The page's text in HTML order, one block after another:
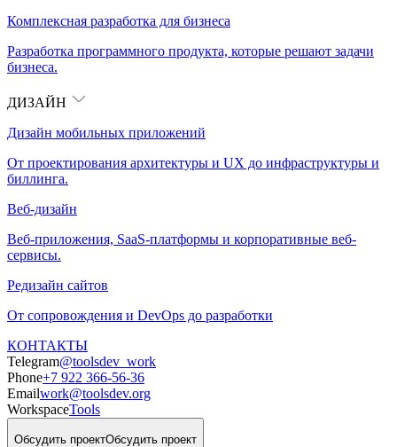
Комплексная разработка для бизнеса
Разработка программного продукта, которые решают задачи
бизнеса.
ДИЗАЙН
Дизайн мобильных приложений
От проектирования архитектуры и UX до инфраструктуры и
биллинга.
Веб-дизайн
Веб-приложения, SaaS-платформы и корпоративные веб-
сервисы.
Редизайн сайтов
От сопровождения и DevOps до разработки
КОНТАКТЫ
Telegram@toolsdev_work
Phone+7 922 366-56-36
Emailwork@toolsdev.org
WorkspaceTools
Обсудить проектОбсудить проект